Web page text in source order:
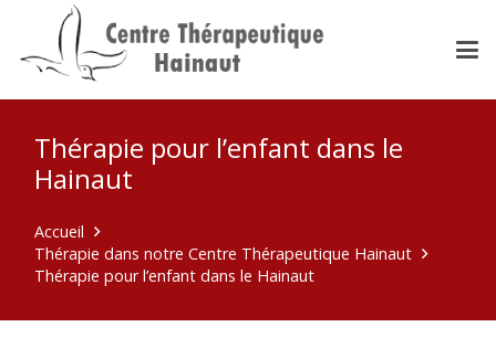
Thérapie pour l’enfant dans le
Hainaut
Accueil
Thérapie dans notre Centre Thérapeutique Hainaut
Thérapie pour l’enfant dans le Hainaut